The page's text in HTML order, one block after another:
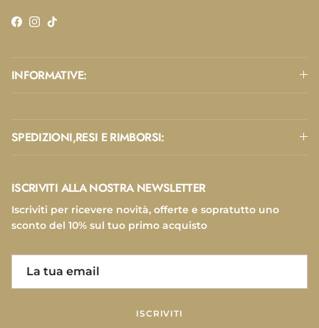
Facebook
Instagram
TikTok
INFORMATIVE:
SPEDIZIONI,RESI E RIMBORSI:
ISCRIVITI ALLA NOSTRA NEWSLETTER
Iscriviti per ricevere novità, offerte e sopratutto uno
sconto del 10% sul tuo primo acquisto
ISCRIVITI